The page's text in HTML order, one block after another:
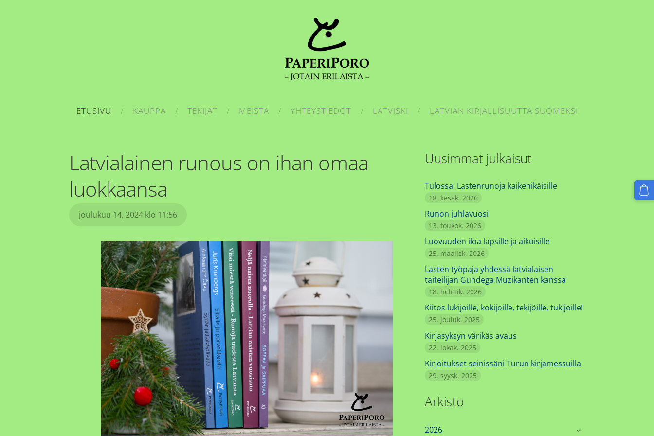
ETUSIVU KAUPPA TEKIJÄT MEISTÄ YHTEYSTIEDOT LATVISKI LATVIAN KIRJALLISUUTTA SUOMEKSI
Uusimmat julkaisut
Tulossa: Lastenrunoja kaikenikäisille
18. kesäk. 2026
Runon juhlavuosi
13. toukok. 2026
Luovuuden iloa lapsille ja aikuisille
25. maalisk. 2026
Lasten työpaja yhdessä latvialaisen
taiteilijan Gundega Muzikanten kanssa
18. helmik. 2026
Kiitos lukijoille, kokijoille, tekijöille, tukijoille!
25. jouluk. 2025
Kirjasyksyn värikäs avaus
22. lokak. 2025
Kirjoitukset seinissäni Turun kirjamessuilla
29. syysk. 2025
Arkisto
2026 ›
Latvialainen runous on ihan omaa
luokkaansa
joulukuu 14, 2024 klo 11:56